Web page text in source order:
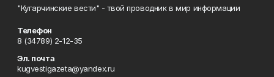
"Кугарчинские вести" - твой проводник в мир информации
Телефон
8 (34789) 2-12-35
Эл. почта
kugvestigazeta@yandex.ru